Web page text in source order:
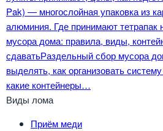
Pak) — многослойная упаковка из
алюминия. Где принимают тетрапак
мусора дома: правила, виды,
сдаватьРаздельный сбор мусора
выделять, как организовать
какие контейнеры…
Виды лома
Приём меди